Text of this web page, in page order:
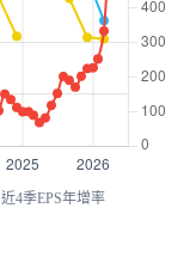
近4季EPS年增率